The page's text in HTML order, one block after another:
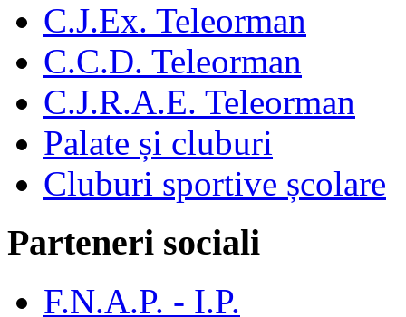
C.J.Ex. Teleorman
C.C.D. Teleorman
C.J.R.A.E. Teleorman
Palate și cluburi
Cluburi sportive școlare
Parteneri sociali
F.N.A.P. - I.P.